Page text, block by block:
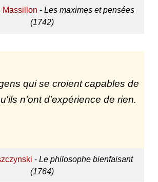
Massillon - Les maximes et pensées
(1742)
qui se croient capables de
n'ont d'expérience de rien.
- Le philosophe bienfaisant
(1764)